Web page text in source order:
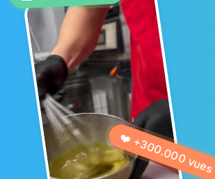
❤️ +300.000 vues